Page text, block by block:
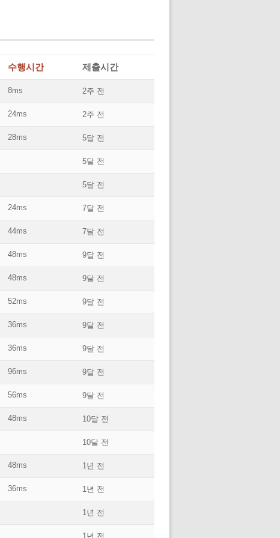
수행시간 제출시간
8ms 2주 전
24ms 2주 전
28ms 5달 전
5달 전
5달 전
24ms 7달 전
44ms 7달 전
48ms 9달 전
48ms 9달 전
52ms 9달 전
36ms 9달 전
36ms 9달 전
96ms 9달 전
56ms 9달 전
48ms 10달 전
10달 전
48ms 1년 전
36ms 1년 전
1년 전
1년 전